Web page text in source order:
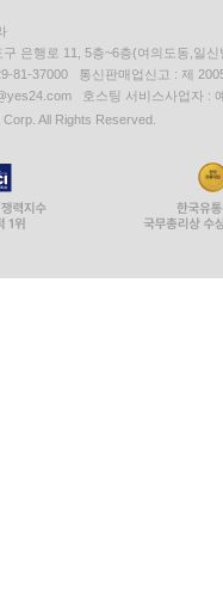
은행로 11, 5층~6층(여의도동,일신
81-37000 통신판매업신고 : 제
호스팅 서비스사업자 :
All Rights Reserved.